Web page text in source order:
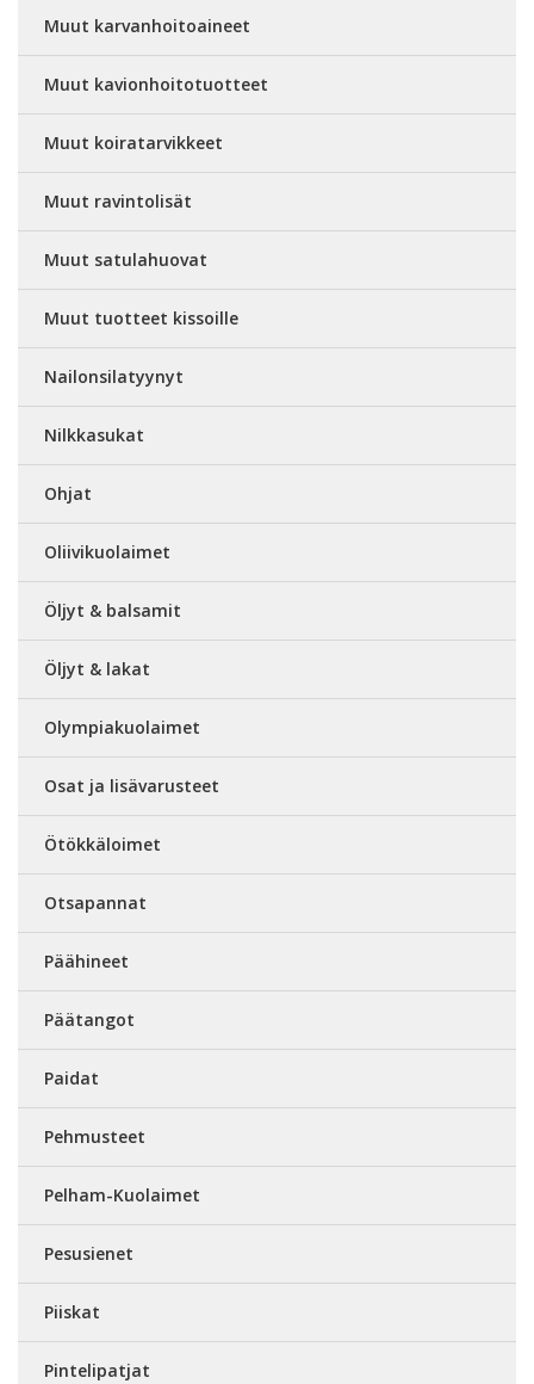
Muut karvanhoitoaineet
Muut kavionhoitotuotteet
Muut koiratarvikkeet
Muut ravintolisät
Muut satulahuovat
Muut tuotteet kissoille
Nailonsilatyynyt
Nilkkasukat
Ohjat
Oliivikuolaimet
Öljyt & balsamit
Öljyt & lakat
Olympiakuolaimet
Osat ja lisävarusteet
Ötökkäloimet
Otsapannat
Päähineet
Päätangot
Paidat
Pehmusteet
Pelham-Kuolaimet
Pesusienet
Piiskat
Pintelipatjat